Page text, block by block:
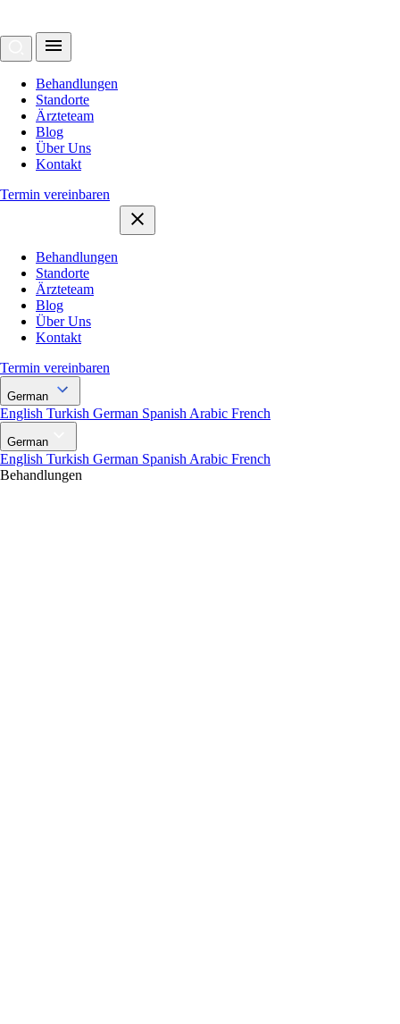
Behandlungen
Standorte
Ärzteteam
Blog
Über Uns
Kontakt
Termin vereinbaren
Behandlungen
Standorte
Ärzteteam
Blog
Über Uns
Kontakt
Termin vereinbaren
German
English Turkish German Spanish Arabic French
German
English Turkish German Spanish Arabic French
Behandlungen